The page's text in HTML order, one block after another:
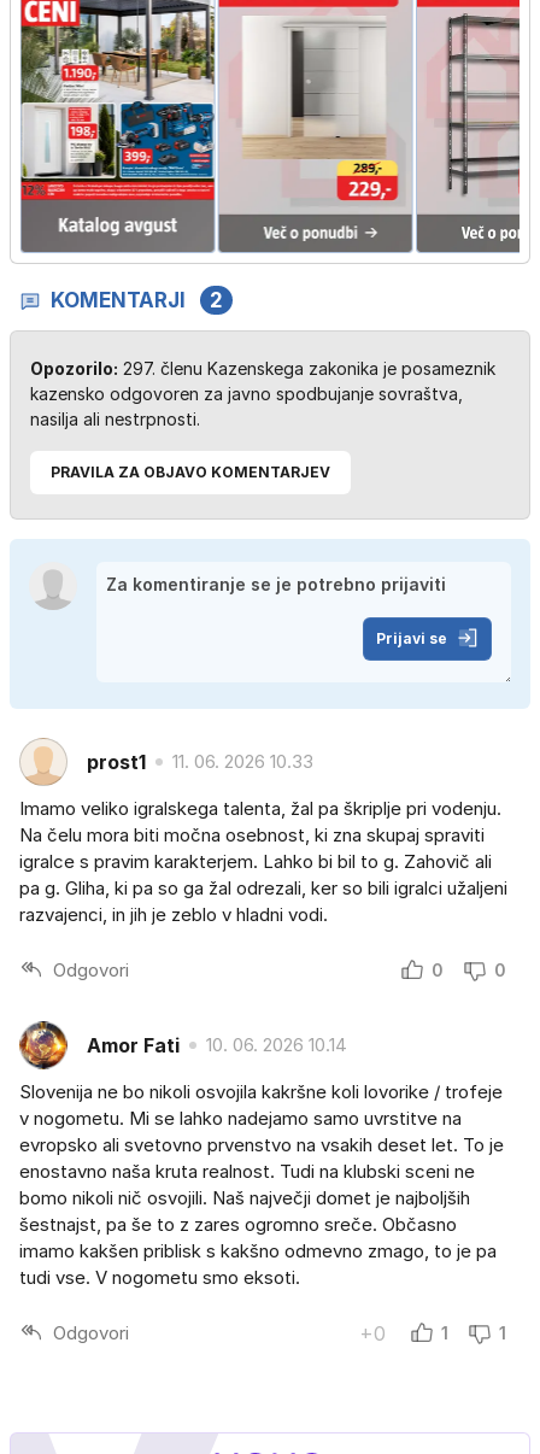
KOMENTARJI 2
Opozorilo: 297. členu Kazenskega zakonika je posameznik
kazensko odgovoren za javno spodbujanje sovraštva,
nasilja ali nestrpnosti.
PRAVILA ZA OBJAVO KOMENTARJEV
Prijavi se
prost1 11. 06. 2026 10.33
Imamo veliko igralskega talenta, žal pa škriplje pri vodenju.
Na čelu mora biti močna osebnost, ki zna skupaj spraviti
igralce s pravim karakterjem. Lahko bi bil to g. Zahovič ali
pa g. Gliha, ki pa so ga žal odrezali, ker so bili igralci užaljeni
razvajenci, in jih je zeblo v hladni vodi.
Odgovori 0 0
Amor Fati 10. 06. 2026 10.14
Slovenija ne bo nikoli osvojila kakršne koli lovorike / trofeje
v nogometu. Mi se lahko nadejamo samo uvrstitve na
evropsko ali svetovno prvenstvo na vsakih deset let. To je
enostavno naša kruta realnost. Tudi na klubski sceni ne
bomo nikoli nič osvojili. Naš največji domet je najboljših
šestnajst, pa še to z zares ogromno sreče. Občasno
imamo kakšen priblisk s kakšno odmevno zmago, to je pa
tudi vse. V nogometu smo eksoti.
Odgovori +0 1 1